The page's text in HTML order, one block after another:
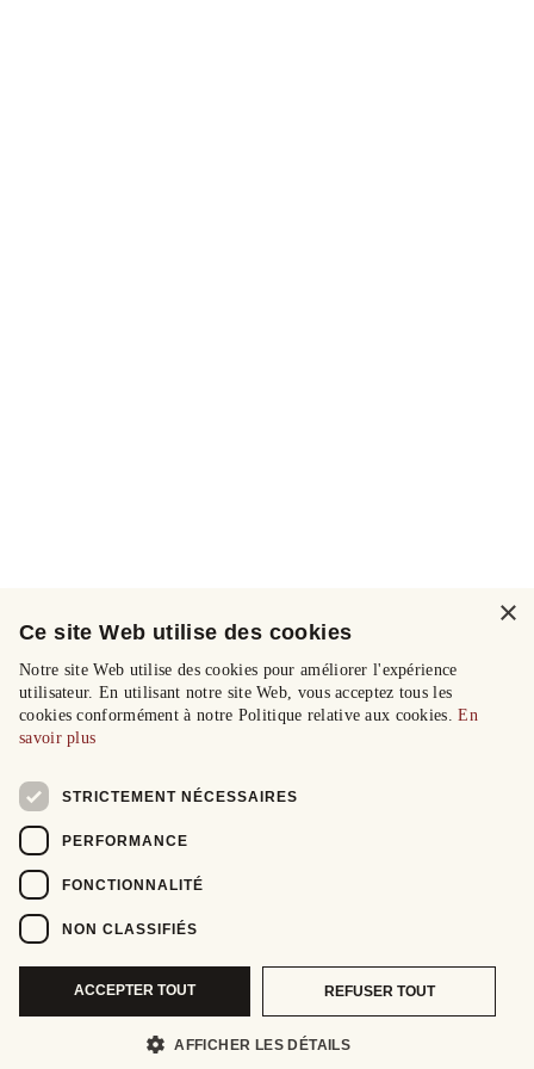
×
Ce site Web utilise des cookies
Notre site Web utilise des cookies pour améliorer l'expérience
utilisateur. En utilisant notre site Web, vous acceptez tous les
cookies conformément à notre Politique relative aux cookies.En
savoir plus
STRICTEMENT NÉCESSAIRES
PERFORMANCE
FONCTIONNALITÉ
NON CLASSIFIÉS
ACCEPTER TOUT REFUSER TOUT
AFFICHER LES DÉTAILS